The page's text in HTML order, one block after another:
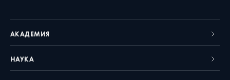
АКАДЕМИЯ
НАУКА